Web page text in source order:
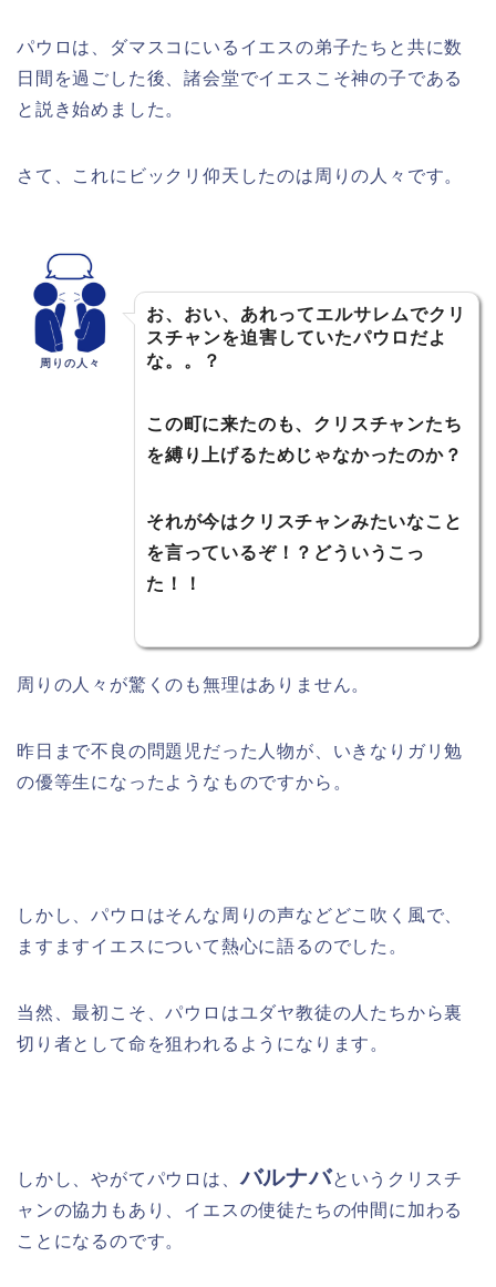
パウロは、ダマスコにいるイエスの弟子たちと共に数
日間を過ごした後、諸会堂でイエスこそ神の子である
と説き始めました。
さて、これにビックリ仰天したのは周りの人々です。
周りの人々
お、おい、あれってエルサレムでクリ
スチャンを迫害していたパウロだよ
な。。？
この町に来たのも、クリスチャンたち
を縛り上げるためじゃなかったのか？
それが今はクリスチャンみたいなこと
を言っているぞ！？どういうこっ
た！！
周りの人々が驚くのも無理はありません。
昨日まで不良の問題児だった人物が、いきなりガリ勉
の優等生になったようなものですから。
しかし、パウロはそんな周りの声などどこ吹く風で、
ますますイエスについて熱心に語るのでした。
当然、最初こそ、パウロはユダヤ教徒の人たちから裏
切り者として命を狙われるようになります。
しかし、やがてパウロは、バルナバというクリスチ
ャンの協力もあり、イエスの使徒たちの仲間に加わる
ことになるのです。